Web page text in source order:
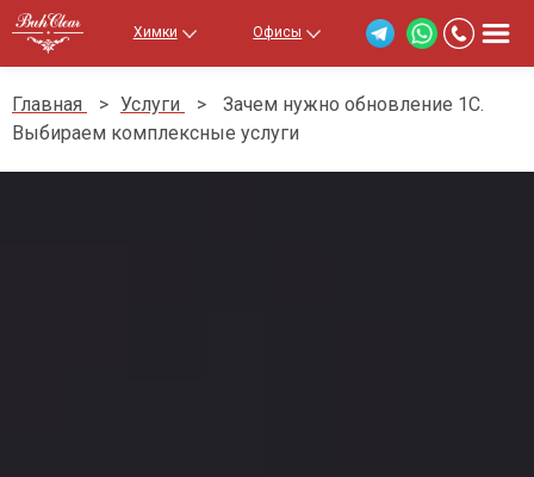
Химки Офисы
Главная > Услуги >
Зачем нужно обновление 1С.
Выбираем комплексные услуги